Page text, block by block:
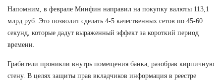
Напомним, в феврале Минфин направил на покупку валюты 113,1
млрд руб. Это позволит сделать 4-5 качественных сетов по 45-60
секунд, которые дадут выраженный эффект за короткий период
времени.
Грабители проникли внутрь помещения банка, разобрав кирпичную
стену. В целях защиты прав вкладчиков информация в реестре